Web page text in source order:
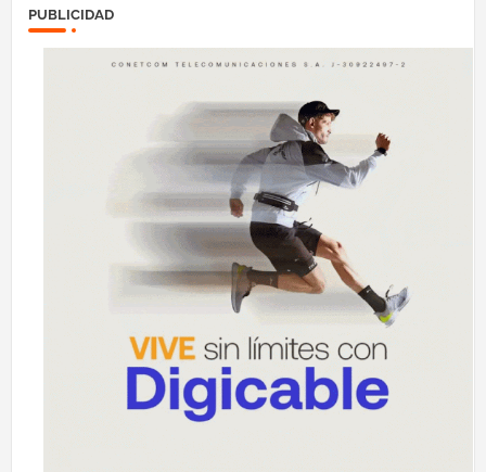
PUBLICIDAD